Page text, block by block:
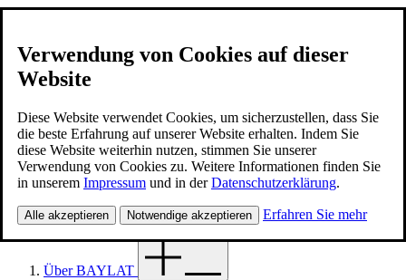
Verwendung von Cookies auf dieser
Website
Diese Website verwendet Cookies, um sicherzustellen, dass Sie
die beste Erfahrung auf unserer Website erhalten. Indem Sie
diese Website weiterhin nutzen, stimmen Sie unserer
Verwendung von Cookies zu. Weitere Informationen finden Sie
in unserem Impressum und in derDatenschutzerklärung.
Alle akzeptieren Notwendige akzeptieren Erfahren Sie mehr
Kontakt
Deutsch
Suche
Suche
Menü
Über BAYLAT